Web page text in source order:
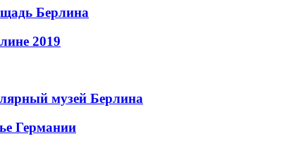
Берлина
2019
музей Берлина
Германии